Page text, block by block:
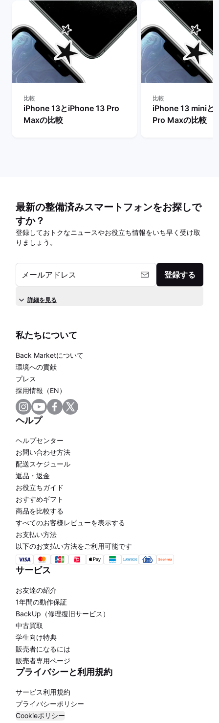
比較
iPhone 13とiPhone 13 Pro
Maxの比較
比較
iPhone 13 miniと
Pro Maxの比較
最新の整備済みスマートフォンをお探しで
すか？
登録しておトクなニュースやお役立ち情報をいち早く受け取
りましょう。
メールアドレス 登録する
詳細を見る
私たちについて
Back Marketについて
環境への貢献
プレス
採用情報（EN）
ヘルプ
ヘルプセンター
お問い合わせ方法
配送スケジュール
返品・返金
お役立ちガイド
おすすめギフト
商品を比較する
すべてのお客様レビューを表示する
お支払い方法
以下のお支払い方法をご利用可能です
サービス
お友達の紹介
1年間の動作保証
BackUp（修理復旧サービス）
中古買取
学生向け特典
販売者になるには
販売者専用ページ
プライバシーと利用規約
サービス利用規約
プライバシーポリシー
Cookieポリシー